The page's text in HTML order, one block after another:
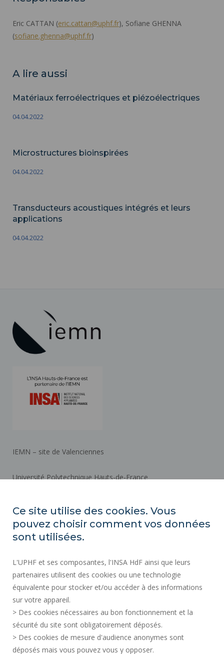
Eric CATTAN (eric.cattan@uphf.fr), Sofiane GHENNA
(sofiane.ghenna@uphf.fr)
A lire aussi
Matériaux ferroélectriques et piézoélectriques
04.04.2022
Microstructures bioinspirées
04.04.2022
Transducteurs acoustiques intégrés et leurs
applications
04.04.2022
IEMN – site de Valenciennes
Université Polytechnique Hauts-de-France
Plan d'accès
ACTES RÉGLEMENTAIRES
ESPACE PRESSE
RECRUTEMENTS
SERVICES PUBLICS +
MENTIONS LÉGALES
Ce site utilise des cookies. Vous
pouvez choisir comment vos données
sont utilisées.
L'UPHF et ses composantes, l'INSA HdF ainsi que leurs
partenaires utilisent des cookies ou une technologie
équivalente pour stocker et/ou accéder à des informations
sur votre appareil.
> Des cookies nécessaires au bon fonctionnement et la
sécurité du site sont obligatoirement déposés.
> Des cookies de mesure d'audience anonymes sont
déposés mais vous pouvez vous y opposer.